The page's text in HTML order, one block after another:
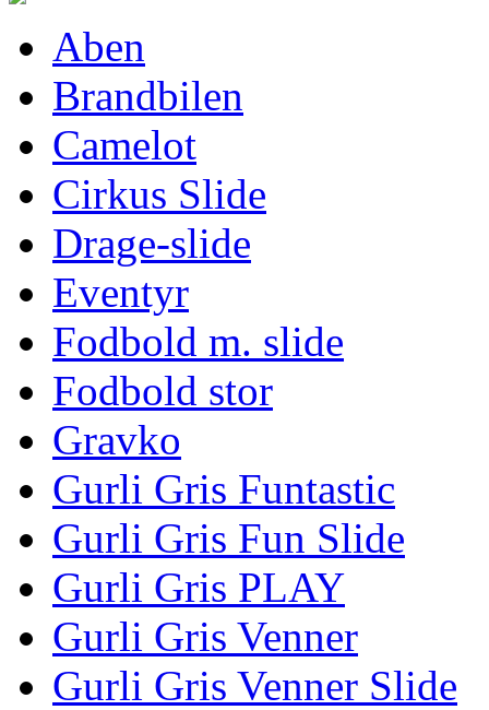
Aben
Brandbilen
Camelot
Cirkus Slide
Drage-slide
Eventyr
Fodbold m. slide
Fodbold stor
Gravko
Gurli Gris Funtastic
Gurli Gris Fun Slide
Gurli Gris PLAY
Gurli Gris Venner
Gurli Gris Venner Slide